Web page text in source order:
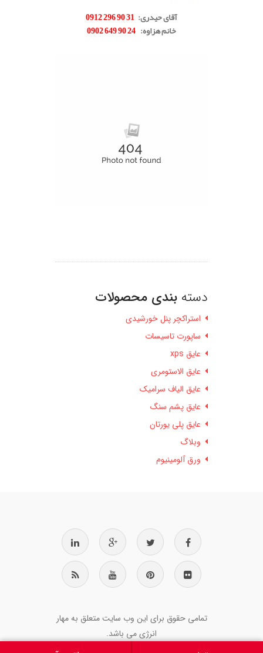
آقای حیدری:
31 90 296 0912
خانم هزاوه:
24 90 649 0902
دسته بندی محصولات
استراکچر پنل خورشیدی
ساپورت تاسیسات
عایق xps
عایق الاستومری
عایق الیاف سرامیک
عایق پشم سنگ
عایق پلی یورتان
وبلاگ
ورق آلومینیوم
تمامی حقوق برای این وب سایت متعلق به مهار
انرژی می باشد.